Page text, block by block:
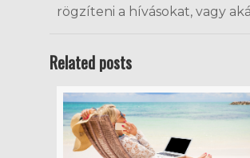
rögzíteni a hívásokat, vagy
Related posts